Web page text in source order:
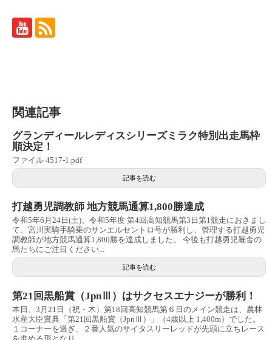
関連記事
グランディールレディスシリーズミラク特別出走馬枠
順決定！
ファイル 4517-1.pdf
記事を読む
打越勇児調教師 地方競馬通算1,800勝達成
令和5年6月24日(土)、令和5年度 第4回高知競馬第3日第1競走におきまし
て、宮川実騎手騎乗のサンエルセントロ号が勝利し、管理する打越勇児
調教師が地方競馬通算1,800勝を達成しました。 今後も打越勇児厩舎の
馬たちにご注目ください...
記事を読む
第21回黒船賞（JpnⅢ）はサクセスエナジーが勝利！
本日、3月21日（祝・木）第18回高知競馬第６日のメイン競走は、農林
水産大臣賞典「第21回黒船賞（JpnⅢ）」（4歳以上 1,400m）でした。
１コーナーを過ぎ、２番人気のサイタスリーレッドが先頭に立ちレース